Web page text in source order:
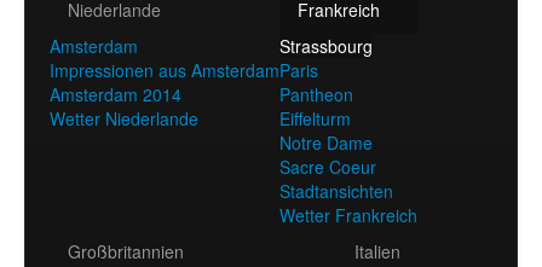
Niederlande
Amsterdam
Impressionen aus Amsterdam
Amsterdam 2014
Wetter Niederlande
Frankreich
Strassbourg
Paris
Pantheon
Eiffelturm
Notre Dame
Sacre Coeur
Stadtansichten
Wetter Frankreich
Großbritannien
Italien